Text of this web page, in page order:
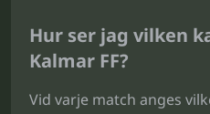
Hur ser jag vilken
Kalmar FF?
Vid varje match anges